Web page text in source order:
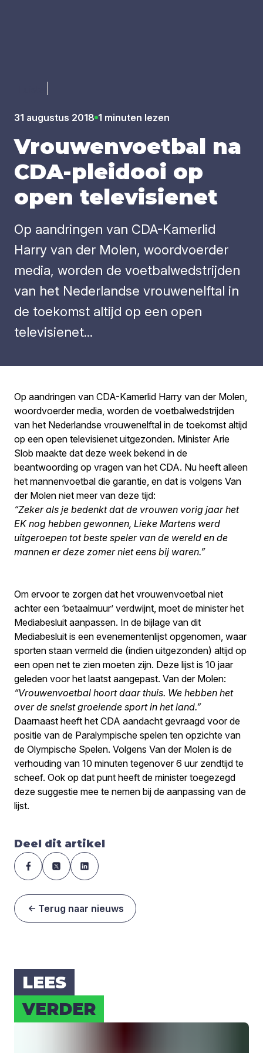
31 augustus 2018 1 minuten lezen
Vrou­wen­voet­bal na
CDA-plei­dooi op
open tele­vi­sie­net
Op aandringen van CDA-Kamerlid
Harry van der Molen, woordvoerder
media, worden de voetbalwedstrijden
van het Nederlandse vrouwenelftal in
de toekomst altijd op een open
televisienet...
Op aandringen van CDA-Kamerlid Harry van der Molen,
woordvoerder media, worden de voetbalwedstrijden
van het Nederlandse vrouwenelftal in de toekomst altijd
op een open televisienet uitgezonden. Minister Arie
Slob maakte dat deze week bekend in de
beantwoording op vragen van het CDA. Nu heeft alleen
het mannenvoetbal die garantie, en dat is volgens Van
der Molen niet meer van deze tijd:
“Zeker als je bedenkt dat de vrouwen vorig jaar het
EK nog hebben gewonnen, Lieke Martens werd
uitgeroepen tot beste speler van de wereld en de
mannen er deze zomer niet eens bij waren.”
Om ervoor te zorgen dat het vrouwenvoetbal niet
achter een ‘betaalmuur’ verdwijnt, moet de minister het
Mediabesluit aanpassen. In de bijlage van dit
Mediabesluit is een evenementenlijst opgenomen, waar
sporten staan vermeld die (indien uitgezonden) altijd op
een open net te zien moeten zijn. Deze lijst is 10 jaar
geleden voor het laatst aangepast. Van der Molen:
“Vrouwenvoetbal hoort daar thuis. We hebben het
over de snelst groeiende sport in het land.”
Daarnaast heeft het CDA aandacht gevraagd voor de
positie van de Paralympische spelen ten opzichte van
de Olympische Spelen. Volgens Van der Molen is de
verhouding van 10 minuten tegenover 6 uur zendtijd te
scheef. Ook op dat punt heeft de minister toegezegd
deze suggestie mee te nemen bij de aanpassing van de
lijst.
Deel dit artikel
Terug naar nieuws
LEES
VER­DER